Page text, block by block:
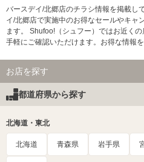
バースデイ/北郷店のチラシ情報を掲載し
イ/北郷店で実施中のお得なセールやキャ
ます。 Shufoo!（シュフー）ではお近く
手軽にご確認いただけます。お得な情報
お店を探す
都道府県から探す
北海道・東北
北海道 青森県 岩手県